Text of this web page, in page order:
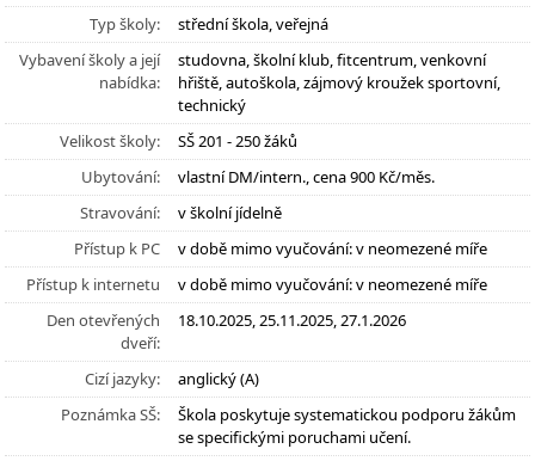
Typ školy:
střední škola, veřejná
Vybavení školy a její
nabídka:
studovna, školní klub, fitcentrum, venkovní
hřiště, autoškola, zájmový kroužek sportovní,
technický
Velikost školy:
SŠ 201 - 250 žáků
Ubytování:
vlastní DM/intern., cena 900 Kč/měs.
Stravování:
v školní jídelně
Přístup k PC
v době mimo vyučování: v neomezené míře
Přístup k internetu
v době mimo vyučování: v neomezené míře
Den otevřených
dveří:
18.10.2025, 25.11.2025, 27.1.2026
Cizí jazyky:
anglický (A)
Poznámka SŠ:
Škola poskytuje systematickou podporu žákům
se specifickými poruchami učení.